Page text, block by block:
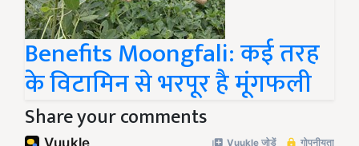
Benefits Moongfali: कई तरह
के विटामिन से भरपूर है मूंगफली
Share your comments